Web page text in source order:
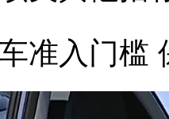
入门槛